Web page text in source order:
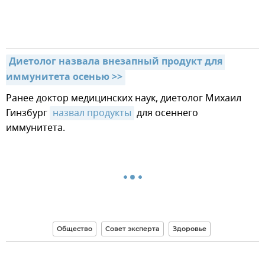
Диетолог назвала внезапный продукт для
иммунитета осенью >>
Ранее доктор медицинских наук, диетолог Михаил
Гинзбург назвал продукты для осеннего
иммунитета.
Общество Совет эксперта Здоровье